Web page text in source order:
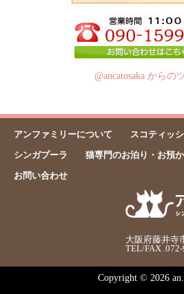
@ancatosaka からの
アンファミリーについて
スコティッ
シンガプーラ
猫専門のお泊り・お預
お問い合わせ
大阪府藤井寺
TEL/FAX
Copyright © 2026